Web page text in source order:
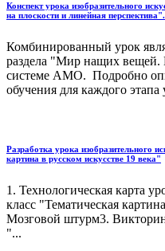
Конспект урока изобразительного
на плоскости и линейная перспектива".
Комбинированный урок
раздела "Мир нащих вещей.
системе АМО. Подробно
обучения для каждого этапа
Разработка урока изобразительного
картина в русском искусстве 19 века"
1. Технологическая карта
класс "Тематическая
Мозговой штурм3.
"...